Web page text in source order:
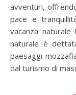
avventuri,
pace e
vacanza
naturale è
paesaggi
dal turismo di